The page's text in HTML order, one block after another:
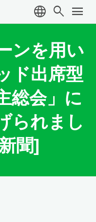
language search menu
ンを用い
ド出席型
総会」に
られまし
聞]